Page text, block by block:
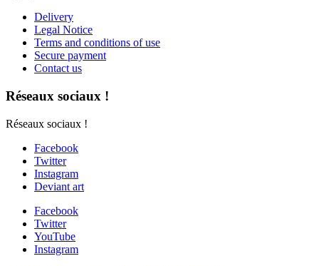
Delivery
Legal Notice
Terms and conditions of use
Secure payment
Contact us
Réseaux sociaux !
Réseaux sociaux !
Facebook
Twitter
Instagram
Deviant art
Facebook
Twitter
YouTube
Instagram